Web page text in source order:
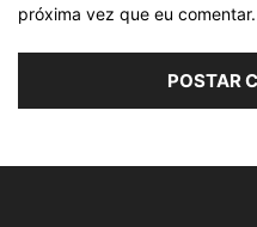
próxima vez que eu comentar.